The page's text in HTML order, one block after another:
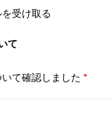
受け取る
て
て確認しました